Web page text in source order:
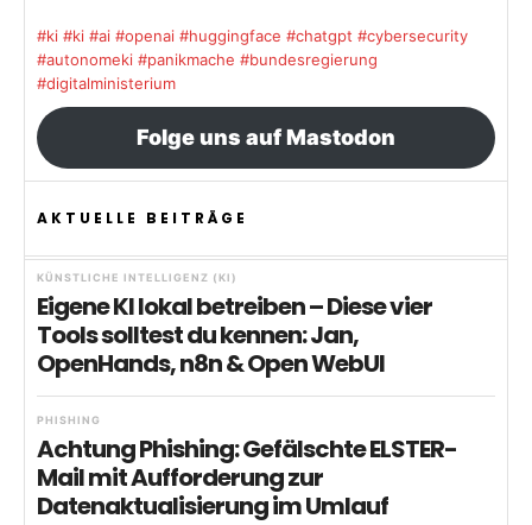
#ki #ki #ai #openai #huggingface #chatgpt #cybersecurity
#autonomeki #panikmache #bundesregierung
#digitalministerium
Folge uns auf Mastodon
AKTUELLE BEITRÄGE
KÜNSTLICHE INTELLIGENZ (KI)
Eigene KI lokal betreiben – Diese vier
Tools solltest du kennen: Jan,
OpenHands, n8n & Open WebUI
PHISHING
Achtung Phishing: Gefälschte ELSTER-
Mail mit Aufforderung zur
Datenaktualisierung im Umlauf